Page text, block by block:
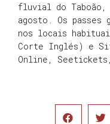
fluvial do Taboão,
agosto. Os passes
nos locais
Corte Inglés) e
Online,